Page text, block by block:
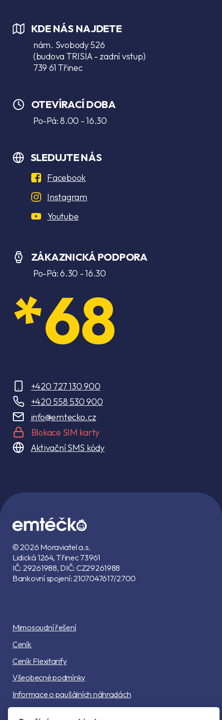
KDE NÁS NAJDETE
nám. Svobody 526
(budova TRISIA - zadní vstup)
739 61 Třinec
OTEVÍRACÍ DOBA
Po-Pá: 8.00 - 16.30
SLEDUJTE NÁS
Facebook
Instagram
Youtube
ZÁKAZNICKÁ PODPORA
Po-Pá: 6.30 - 16.30
*68
+420 727 130 900
+420 558 530 900
info@emtecko.cz
Blokace SIM karty
Aktivační SMS kódy
© 2026 Moraviatel a.s.
Lidická 1264, Třinec 73961
IČ: 29261988, DIČ: CZ29261988
Bankovní spojení: 2107047617/2700
Mimosoudní řešení
Ceník
Ceník Flexitarify
Všeobecné podmínky
Informace o paušálních náhradách